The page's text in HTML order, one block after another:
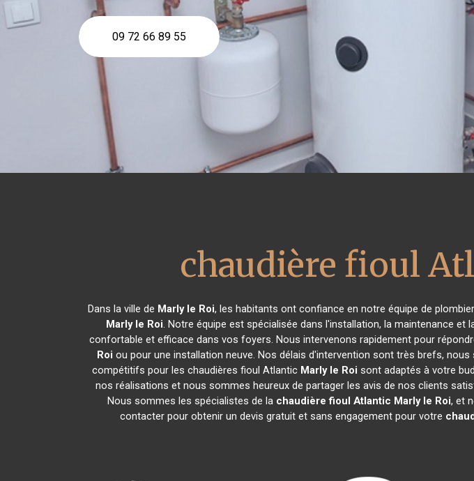
09 72 66 89 55
chaudière fioul
Dans la ville de Marly le Roi, les habitants ont confiance en notre équipe de
Marly le Roi. Notre équipe est spécialisée dans l'installation, la maintenance et
confortable et efficace dans vos foyers. Nous intervenons rapidement pour
Roi ou pour une installation neuve. Nos délais d'intervention sont très brefs,
compétitifs pour les chaudières fioul Atlantic Marly le Roi sont adaptés à votre
nos réalisations et nous sommes heureux de partager les avis de nos clients
Nous sommes les spécialistes de la chaudière fioul Atlantic Marly le Roi, et
contacter pour obtenir un devis gratuit et sans engagement pour votre